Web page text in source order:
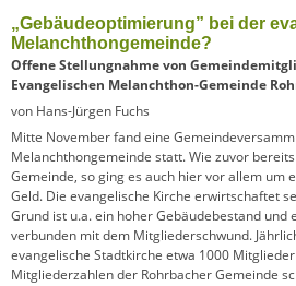
„Gebäudeoptimierung” bei der
Melanchthongemeinde?
Offene Stellungnahme von
Evangelischen Melanchthon-Gemeinde
von Hans-Jürgen Fuchs
Mitte November fand eine
Melanchthongemeinde statt. Wie zuvor
Gemeinde, so ging es auch hier vor allem um
Geld. Die evangelische Kirche erwirtschaftet
Grund ist u.a. ein hoher Gebäudebestand und
verbunden mit dem Mitgliederschwund.
evangelische Stadtkirche etwa 1000
Mitgliederzahlen der Rohrbacher Gemeinde